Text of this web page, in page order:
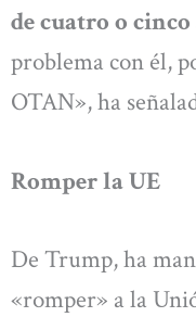
de cuatro o cinco
problema con él,
OTAN», ha
Romper la UE
De Trump, ha
«romper» a la